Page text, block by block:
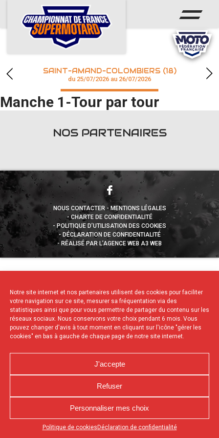
Notre site internet et nos partenaires utilisent des cookies pour faciliter
votre navigation sur ce site, mesurer sa fréquentation via des
statistiques ainsi que pour vous permettre de partager du contenu sur les
réseaux sociaux. Nous conservons votre choix pendant 6 mois. Vous
pouvez changer d'avis à tout moment en cliquant sur l'icône "gérer les
cookies" en bas à gauche de chaque page de notre site internet.
J'accepte
Refuser
Personnaliser mes choix
Politique de cookies Déclaration de confidentialité
Appuyez sur le bouton partager en bas de votre
ACCUEIL
ACTUS
CALENDRIER
CHAMPIONNAT
RÉSULTATS
SAINT-AMAND-COLOMBIERS (18)
du 25/07/2026 au 26/07/2026
Manche 1-Tour par tour
NOS PARTENAIRES
NOUS CONTACTER
MENTIONS LÉGALES
CHARTE DE CONFIDENTIALITÉ
POLITIQUE D’UTILISATION DES COOKIES
DÉCLARATION DE CONFIDENTIALITÉ
RÉALISÉ PAR L’AGENCE WEB A3 WEB